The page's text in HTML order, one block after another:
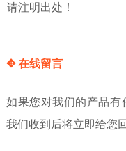
请注明出处！
✥ 在线留言
如果您对我们的产品有
我们收到后将立即给您回